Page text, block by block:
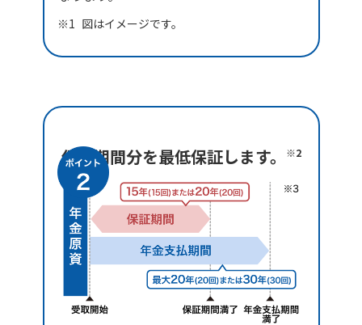
図はイメージです。
保証期間分を最低保証します。 ※2